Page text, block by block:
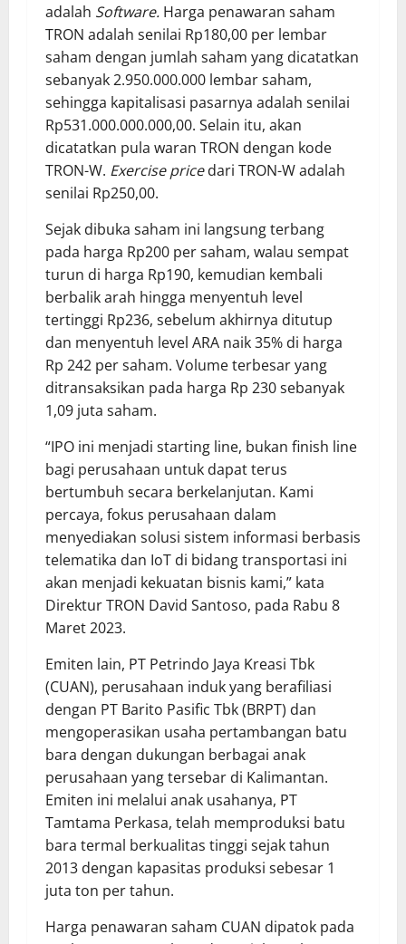
adalah Software. Harga penawaran saham
TRON adalah senilai Rp180,00 per lembar
saham dengan jumlah saham yang dicatatkan
sebanyak 2.950.000.000 lembar saham,
sehingga kapitalisasi pasarnya adalah senilai
Rp531.000.000.000,00. Selain itu, akan
dicatatkan pula waran TRON dengan kode
TRON-W. Exercise pricedari TRON-W adalah
senilai Rp250,00.
Sejak dibuka saham ini langsung terbang
pada harga Rp200 per saham, walau sempat
turun di harga Rp190, kemudian kembali
berbalik arah hingga menyentuh level
tertinggi Rp236, sebelum akhirnya ditutup
dan menyentuh level ARA naik 35% di harga
Rp 242 per saham. Volume terbesar yang
ditransaksikan pada harga Rp 230 sebanyak
1,09 juta saham.
“IPO ini menjadi starting line, bukan finish line
bagi perusahaan untuk dapat terus
bertumbuh secara berkelanjutan. Kami
percaya, fokus perusahaan dalam
menyediakan solusi sistem informasi berbasis
telematika dan IoT di bidang transportasi ini
akan menjadi kekuatan bisnis kami,” kata
Direktur TRON David Santoso, pada Rabu 8
Maret 2023.
Emiten lain, PT Petrindo Jaya Kreasi Tbk
(CUAN), perusahaan induk yang berafiliasi
dengan PT Barito Pasific Tbk (BRPT) dan
mengoperasikan usaha pertambangan batu
bara dengan dukungan berbagai anak
perusahaan yang tersebar di Kalimantan.
Emiten ini melalui anak usahanya, PT
Tamtama Perkasa, telah memproduksi batu
bara termal berkualitas tinggi sejak tahun
2013 dengan kapasitas produksi sebesar 1
juta ton per tahun.
Harga penawaran saham CUAN dipatok pada